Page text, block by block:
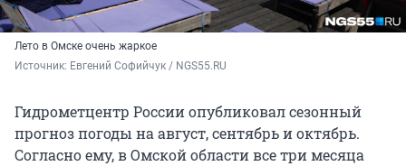
Лето в Омске очень жаркое
Источник: Евгений Софийчук / NGS55.RU
Гидрометцентр России опубликовал сезонный
прогноз погоды на август, сентябрь и октябрь.
Согласно ему, в Омской области все три месяца